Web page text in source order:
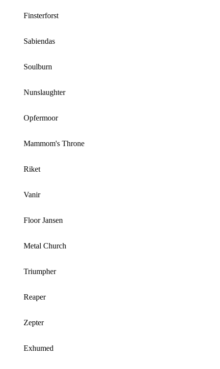
Finsterforst
Sabiendas
Soulburn
Nunslaughter
Opfermoor
Mammom's Throne
Riket
Vanir
Floor Jansen
Metal Church
Triumpher
Reaper
Zepter
Exhumed